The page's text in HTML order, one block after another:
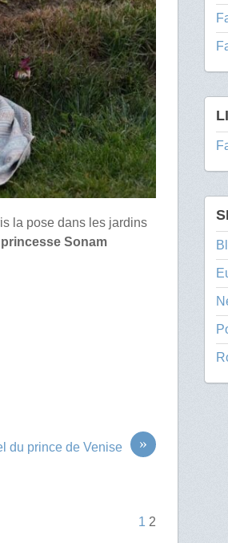
la pose dans les jardins
princesse Sonam
»
du prince de Venise
1 2